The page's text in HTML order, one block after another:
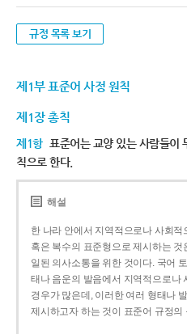
규정 목록 보기
제1부 표준어 사정 원칙
제1장 총칙
제1항 표준어는 교양 있는 사람들이
칙으로 한다.
해설
한 나라 안에서 지역적으로나 사회
혹은 복수의 표준형으로 제시하는
일된 의사소통을 위한 것이다. 국어
태나 음운의 발음에서 지역적으로나
경우가 많은데, 이러한 여러 형태나
제시하고자 하는 것이 표준어 규정의